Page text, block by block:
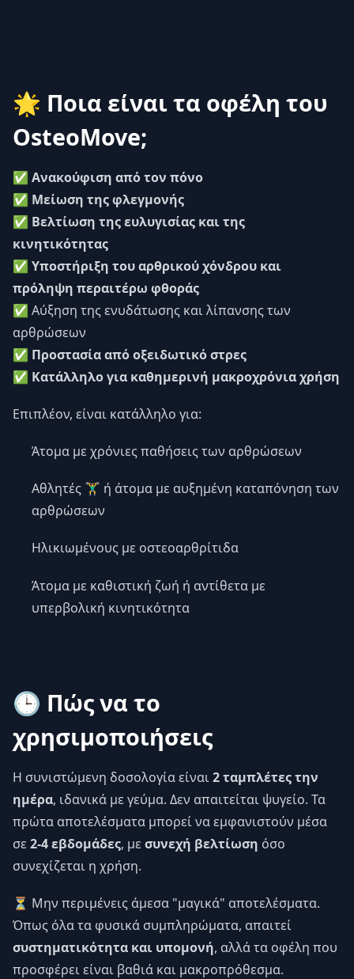
🌟 Ποια είναι τα οφέλη του
OsteoMove;
✅ Ανακούφιση από τον πόνο
✅ Μείωση της φλεγμονής
✅ Βελτίωση της ευλυγισίας και της
κινητικότητας
✅ Υποστήριξη του αρθρικού χόνδρου και
πρόληψη περαιτέρω φθοράς
✅ Αύξηση της ενυδάτωσης και λίπανσης των
αρθρώσεων
✅ Προστασία από οξειδωτικό στρες
✅ Κατάλληλο για καθημερινή μακροχρόνια χρήση
Επιπλέον, είναι κατάλληλο για:
Άτομα με χρόνιες παθήσεις των αρθρώσεων
Αθλητές 🏋️‍♂️ ή άτομα με αυξημένη καταπόνηση των
αρθρώσεων
Ηλικιωμένους με οστεοαρθρίτιδα
Άτομα με καθιστική ζωή ή αντίθετα με
υπερβολική κινητικότητα
🕒 Πώς να το
χρησιμοποιήσεις
Η συνιστώμενη δοσολογία είναι2 ταμπλέτες την
ημέρα, ιδανικά με γεύμα. Δεν απαιτείται ψυγείο. Τα
πρώτα αποτελέσματα μπορεί να εμφανιστούν μέσα
σε 2-4 εβδομάδες, με συνεχή βελτίωση όσο
συνεχίζεται η χρήση.
⏳ Μην περιμένεις άμεσα "μαγικά" αποτελέσματα.
Όπως όλα τα φυσικά συμπληρώματα, απαιτεί
συστηματικότητα και υπομονή, αλλά τα οφέλη που
προσφέρει είναι βαθιά και μακροπρόθεσμα.